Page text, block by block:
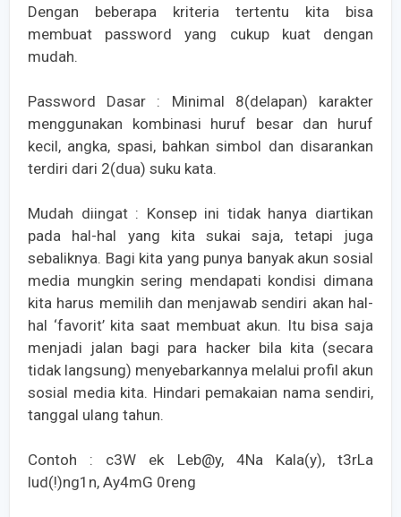
Dengan beberapa kriteria tertentu kita bisa
membuat password yang cukup kuat dengan
mudah.
Password Dasar : Minimal 8(delapan) karakter
menggunakan kombinasi huruf besar dan huruf
kecil, angka, spasi, bahkan simbol dan disarankan
terdiri dari 2(dua) suku kata.
Mudah diingat : Konsep ini tidak hanya diartikan
pada hal-hal yang kita sukai saja, tetapi juga
sebaliknya. Bagi kita yang punya banyak akun sosial
media mungkin sering mendapati kondisi dimana
kita harus memilih dan menjawab sendiri akan hal-
hal ‘favorit’ kita saat membuat akun. Itu bisa saja
menjadi jalan bagi para hacker bila kita (secara
tidak langsung) menyebarkannya melalui profil akun
sosial media kita. Hindari pemakaian nama sendiri,
tanggal ulang tahun.
Contoh : c3W ek Leb@y, 4Na Kala(y), t3rLa
lud(!)ng1n, Ay4mG 0reng